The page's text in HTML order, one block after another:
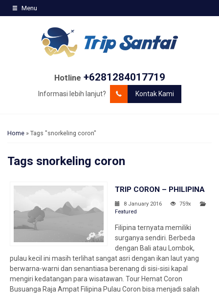
Menu
Hotline +6281284017719
Informasi lebih lanjut? Kontak Kami
Home » Tags "snorkeling coron"
Tags snorkeling coron
TRIP CORON – PHILIPINA
8 January 2016
759x
Featured
Filipina ternyata memiliki
surganya sendiri. Berbeda
dengan Bali atau Lombok,
pulau kecil ini masih terlihat sangat asri dengan ikan laut yang
berwarna-warni dan senantiasa berenang di sisi-sisi kapal
mengiri kedatangan para wisatawan. Tour Hemat Coron
Busuanga Raja Ampat Filipina Pulau Coron bisa menjadi salah